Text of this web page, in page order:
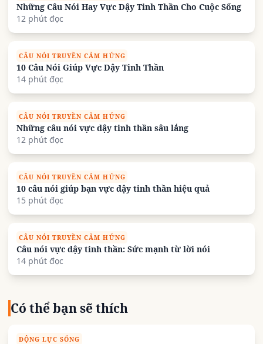
Những Câu Nói Hay Vực Dậy Tinh Thần Cho Cuộc Sống
12 phút đọc
CÂU NÓI TRUYỀN CẢM HỨNG
10 Câu Nói Giúp Vực Dậy Tinh Thần
14 phút đọc
CÂU NÓI TRUYỀN CẢM HỨNG
Những câu nói vực dậy tinh thần sâu lắng
12 phút đọc
CÂU NÓI TRUYỀN CẢM HỨNG
10 câu nói giúp bạn vực dậy tinh thần hiệu quả
15 phút đọc
CÂU NÓI TRUYỀN CẢM HỨNG
Câu nói vực dậy tinh thần: Sức mạnh từ lời nói
14 phút đọc
Có thể bạn sẽ thích
ĐỘNG LỰC SỐNG